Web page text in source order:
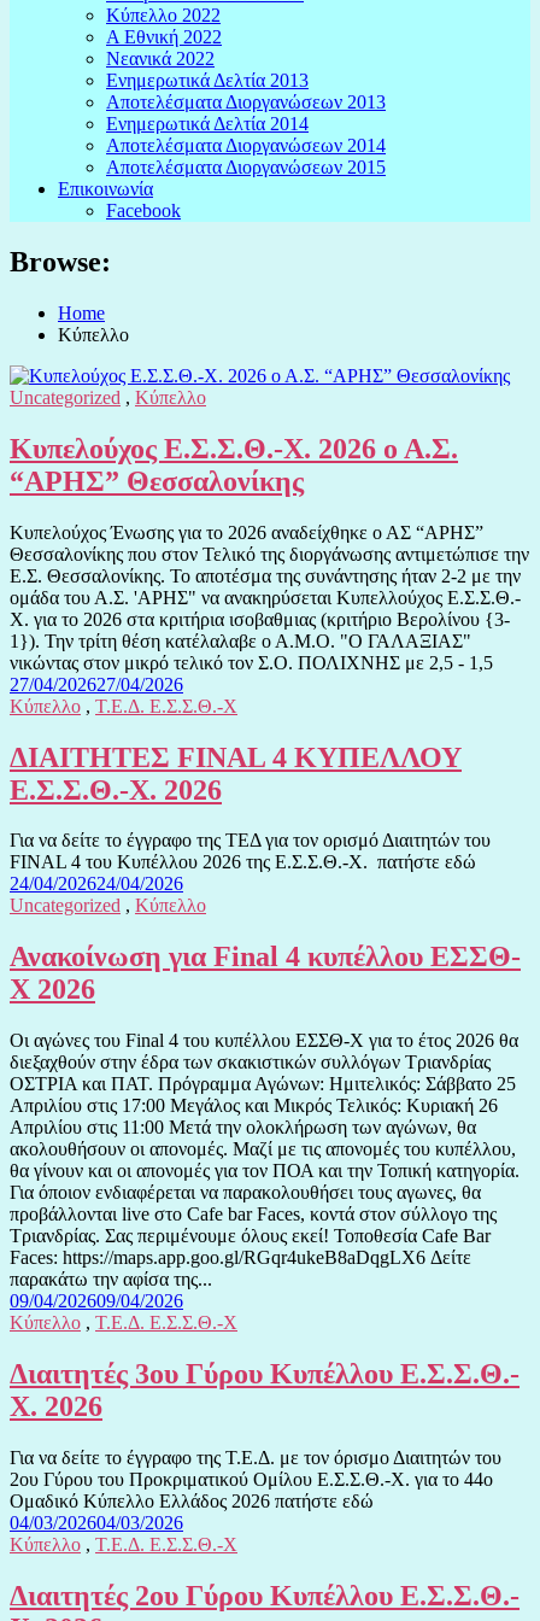
Κύπελλο 2022
Α Εθνική 2022
Νεανικά 2022
Ενημερωτικά Δελτία 2013
Αποτελέσματα Διοργανώσεων 2013
Ενημερωτικά Δελτία 2014
Αποτελέσματα Διοργανώσεων 2014
Αποτελέσματα Διοργανώσεων 2015
Επικοινωνία
Facebook
Browse:
Home
Κύπελλο
Uncategorized , Κύπελλο
Κυπελούχος Ε.Σ.Σ.Θ.-Χ. 2026 ο Α.Σ.
“ΑΡΗΣ” Θεσσαλονίκης
Κυπελούχος Ένωσης για το 2026 αναδείχθηκε ο ΑΣ “ΑΡΗΣ”
Θεσσαλονίκης που στον Τελικό της διοργάνωσης αντιμετώπισε την
Ε.Σ. Θεσσαλονίκης. Το αποτέσμα της συνάντησης ήταν 2-2 με την
ομάδα του Α.Σ. 'ΑΡΗΣ" να ανακηρύσεται Κυπελλούχος Ε.Σ.Σ.Θ.-
Χ. για το 2026 στα κριτήρια ισοβαθμιας (κριτήριο Βερολίνου {3-
1}). Την τρίτη θέση κατέλαλαβε ο Α.Μ.Ο. "Ο ΓΑΛΑΞΙΑΣ"
νικώντας στον μικρό τελικό τον Σ.Ο. ΠΟΛΙΧΝΗΣ με 2,5 - 1,5
27/04/202627/04/2026
Κύπελλο , Τ.Ε.Δ. Ε.Σ.Σ.Θ.-Χ
ΔΙΑΙΤΗΤΕΣ FINAL 4 ΚΥΠΕΛΛΟΥ
Ε.Σ.Σ.Θ.-Χ. 2026
Για να δείτε το έγγραφο της ΤΕΔ για τον ορισμό Διαιτητών του
FINAL 4 του Κυπέλλου 2026 της Ε.Σ.Σ.Θ.-Χ. πατήστε εδώ
24/04/202624/04/2026
Uncategorized , Κύπελλο
Ανακοίνωση για Final 4 κυπέλλου ΕΣΣΘ-
Χ 2026
Οι αγώνες του Final 4 του κυπέλλου ΕΣΣΘ-Χ για το έτος 2026 θα
διεξαχθούν στην έδρα των σκακιστικών συλλόγων Τριανδρίας
ΟΣΤΡΙΑ και ΠΑΤ. Πρόγραμμα Αγώνων: Ημιτελικός: Σάββατο 25
Απριλίου στις 17:00 Μεγάλος και Μικρός Τελικός: Κυριακή 26
Απριλίου στις 11:00 Μετά την ολοκλήρωση των αγώνων, θα
ακολουθήσουν οι απονομές. Μαζί με τις απονομές του κυπέλλου,
θα γίνουν και οι απονομές για τον ΠΟΑ και την Τοπική κατηγορία.
Για όποιον ενδιαφέρεται να παρακολουθήσει τους αγωνες, θα
προβάλλονται live στο Cafe bar Faces, κοντά στον σύλλογο της
Τριανδρίας. Σας περιμένουμε όλους εκεί! Τοποθεσία Cafe Bar
Faces: https://maps.app.goo.gl/RGqr4ukeB8aDqgLX6 Δείτε
παρακάτω την αφίσα της...
09/04/202609/04/2026
Κύπελλο , Τ.Ε.Δ. Ε.Σ.Σ.Θ.-Χ
Διαιτητές 3ου Γύρου Κυπέλλου Ε.Σ.Σ.Θ.-
Χ. 2026
Για να δείτε το έγγραφο της Τ.Ε.Δ. με τον όρισμο Διαιτητών του
2ου Γύρου του Προκριματικού Ομίλου Ε.Σ.Σ.Θ.-Χ. για το 44ο
Ομαδικό Κύπελλο Ελλάδος 2026 πατήστε εδώ
04/03/202604/03/2026
Κύπελλο , Τ.Ε.Δ. Ε.Σ.Σ.Θ.-Χ
Διαιτητές 2ου Γύρου Κυπέλλου Ε.Σ.Σ.Θ.-